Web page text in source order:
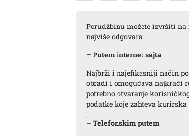
Porudžbinu možete izvršiti
najviše odgovara:
– Putem internet sajta
Najbrži i najefikasniji način
obradi i omogućava najkraći
potrebno otvaranje
podatke koje zahteva kurirska
– Telefonskim putem